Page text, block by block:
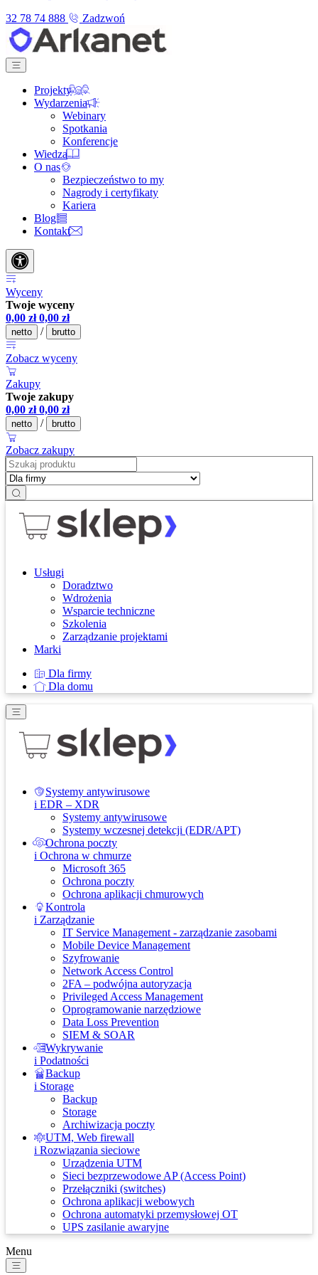
32 78 74 888
Zadzwoń
Projekty
Wydarzenia
Webinary
Spotkania
Konferencje
Wiedza
O nas
Bezpieczeństwo to my
Nagrody i certyfikaty
Kariera
Blog
Kontakt
Wyceny
Twoje wyceny
0,00 zł 0,00 zł
netto / brutto
Zobacz wyceny
Zakupy
Twoje zakupy
0,00 zł 0,00 zł
netto / brutto
Zobacz zakupy
Usługi
Doradztwo
Wdrożenia
Wsparcie techniczne
Szkolenia
Zarządzanie projektami
Marki
Dla firmy
Dla domu
Systemy antywirusowe
i EDR – XDR
Systemy antywirusowe
Systemy wczesnej detekcji (EDR/APT)
Ochrona poczty
i Ochrona w chmurze
Microsoft 365
Ochrona poczty
Ochrona aplikacji chmurowych
Kontrola
i Zarządzanie
IT Service Management - zarządzanie zasobami
Mobile Device Management
Szyfrowanie
Network Access Control
2FA – podwójna autoryzacja
Privileged Access Management
Oprogramowanie narzędziowe
Data Loss Prevention
SIEM & SOAR
Wykrywanie
i Podatności
Backup
i Storage
Backup
Storage
Archiwizacja poczty
UTM, Web firewall
i Rozwiązania sieciowe
Urządzenia UTM
Sieci bezprzewodowe AP (Access Point)
Przełączniki (switches)
Ochrona aplikacji webowych
Ochrona automatyki przemysłowej OT
UPS zasilanie awaryjne
Menu